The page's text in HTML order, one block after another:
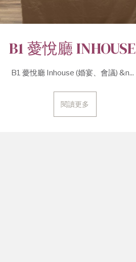
B1 薆悅廳 INHOUSE
B1 薆悅廳 Inhouse (婚宴、會議) &n...
閱讀更多